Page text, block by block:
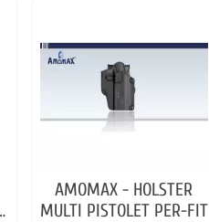
AMOMAX - HOLSTER
MULTI PISTOLET PER-FIT